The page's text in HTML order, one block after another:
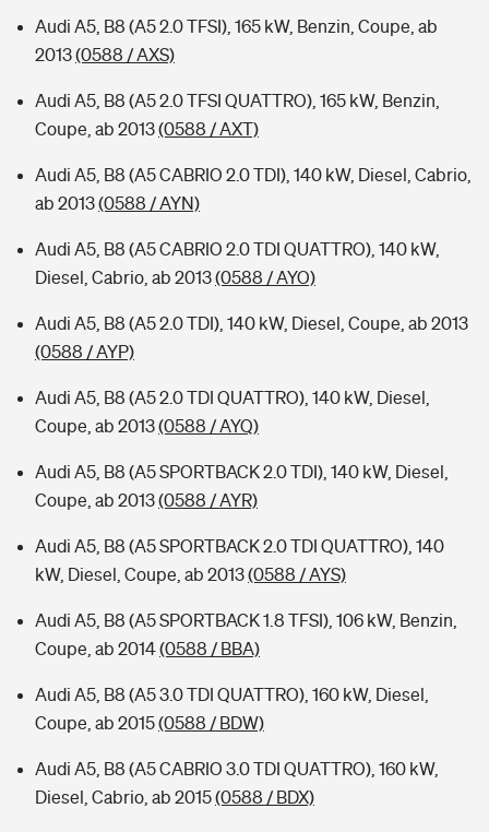
Audi A5, B8 (A5 2.0 TFSI), 165 kW, Benzin, Coupe, ab
2013(0588 / AXS)
Audi A5, B8 (A5 2.0 TFSI QUATTRO), 165 kW, Benzin,
Coupe, ab 2013(0588 / AXT)
Audi A5, B8 (A5 CABRIO 2.0 TDI), 140 kW, Diesel, Cabrio,
ab 2013(0588 / AYN)
Audi A5, B8 (A5 CABRIO 2.0 TDI QUATTRO), 140 kW,
Diesel, Cabrio, ab 2013(0588 / AYO)
Audi A5, B8 (A5 2.0 TDI), 140 kW, Diesel, Coupe, ab 2013
(0588 / AYP)
Audi A5, B8 (A5 2.0 TDI QUATTRO), 140 kW, Diesel,
Coupe, ab 2013(0588 / AYQ)
Audi A5, B8 (A5 SPORTBACK 2.0 TDI), 140 kW, Diesel,
Coupe, ab 2013(0588 / AYR)
Audi A5, B8 (A5 SPORTBACK 2.0 TDI QUATTRO), 140
kW, Diesel, Coupe, ab 2013(0588 / AYS)
Audi A5, B8 (A5 SPORTBACK 1.8 TFSI), 106 kW, Benzin,
Coupe, ab 2014(0588 / BBA)
Audi A5, B8 (A5 3.0 TDI QUATTRO), 160 kW, Diesel,
Coupe, ab 2015(0588 / BDW)
Audi A5, B8 (A5 CABRIO 3.0 TDI QUATTRO), 160 kW,
Diesel, Cabrio, ab 2015(0588 / BDX)